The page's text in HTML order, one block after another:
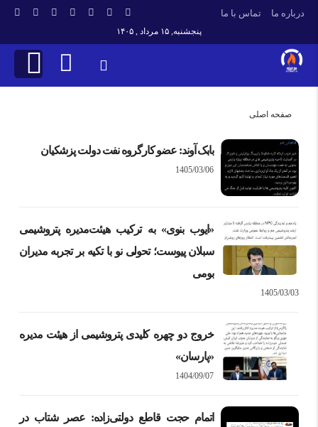
درباره ما تماس با ما
پنجشنبه, ۱۵ مرداد , ۱۴۰۵
صفحه اصلی
بابک آوند: عضو کارگروه نفت دولت پزشکیان
1405/03/06
«ایوب بنوی» به ترکیب هیئت‌مدیره پتروشیمی
سبلان پیوست؛ تحولی نو با تکیه بر تجربه مدیران
بومی
1405/03/03
خروج دو چهره کلیدی پتروشیمی از هیئت مدیره
1404/09/07
اتمام حجت قاطع دولتی‌زاده: عصر شتاب در